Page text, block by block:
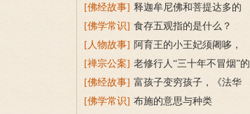
示
[佛经故事] 释迦牟尼佛和菩提达多的
双头鸟故事
[佛学常识] 食存五观指的是什么？
[人物故事] 阿育王的小王妃须阇哆，
持戒穿素服得宝珠
[禅宗公案] 老修行人“三十年不冒烟”的
故事
[佛经故事] 富孩子变穷孩子，《法华
经》穷子喻的故事
[佛学常识] 布施的意思与种类